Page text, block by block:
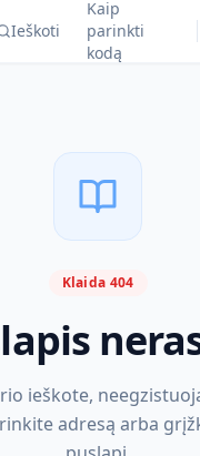
Ieškoti
Kaip
parinkti
kodą
Klaida 404
ieškote,
adresą arba